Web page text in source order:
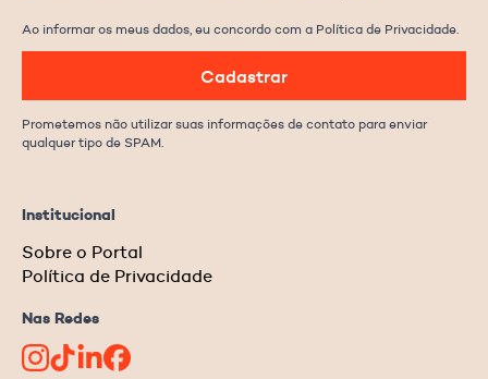
Institucional
Sobre o Portal
Política de Privacidade
Nas Redes
Ao informar os meus dados, eu concordo com a Política de Privacidade.
Cadastrar
Prometemos não utilizar suas informações de contato para enviar
qualquer tipo de SPAM.